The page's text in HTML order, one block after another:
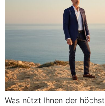
Was nützt Ihnen der